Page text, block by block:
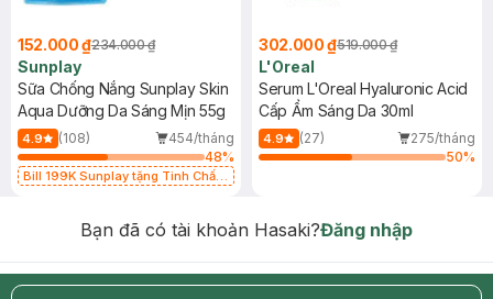
152.000 ₫234.000 ₫
Sunplay
Sữa Chống Nắng Sunplay Skin
Aqua Dưỡng Da Sáng Mịn 55g
4.9 (108)
454/tháng
48%
Bill 199K Sunplay tặng Tinh Chất
302.000 ₫519.000 ₫
L'Oreal
Serum L'Oreal Hyaluronic Acid
Cấp Ẩm Sáng Da 30ml
4.9 (27)
275/tháng
50%
Bạn đã có tài khoản Hasaki?Đăng nhập